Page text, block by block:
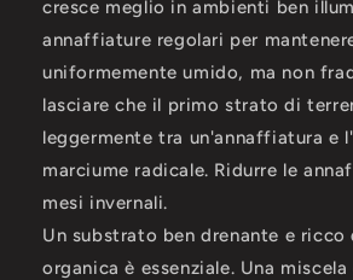
cresce meglio in ambienti ben
annaffiature regolari per
uniformemente umido, ma non
lasciare che il primo strato di
leggermente tra un'annaffiatura e
marciume radicale. Ridurre le
mesi invernali.
Un substrato ben drenante e ricco
organica è essenziale. Una